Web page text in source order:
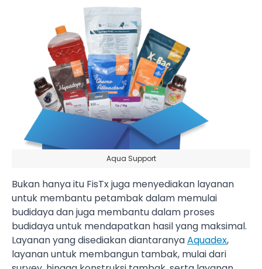
Aqua Support
Bukan hanya itu FisTx juga menyediakan layanan
untuk membantu petambak dalam memulai
budidaya dan juga membantu dalam proses
budidaya untuk mendapatkan hasil yang maksimal.
Layanan yang disediakan diantaranyaAquadex,
layanan untuk membangun tambak, mulai dari